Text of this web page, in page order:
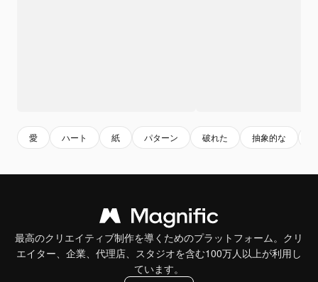
愛 ハート 紙 パターン 破れた 抽象的な
最高のクリエイティブ制作を導くためのプラットフォーム。クリ
エイター、企業、代理店、スタジオを含む100万人以上が利用し
ています。